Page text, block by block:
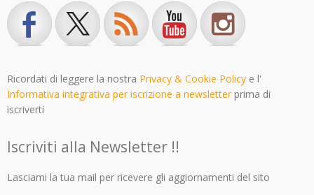
Ricordati di leggere la nostra Privacy & Cookie Policy e l'
Informativa integrativa per iscrizione a newsletterprima di
iscriverti
Iscriviti alla Newsletter !!
Lasciami la tua mail per ricevere gli aggiornamenti del sito